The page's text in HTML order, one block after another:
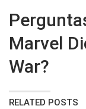
Marvel
War?
RELATED POSTS